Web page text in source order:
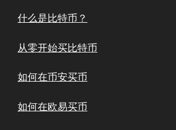
什么是比特币？
从零开始买比特币
如何在币安买币
如何在欧易买币